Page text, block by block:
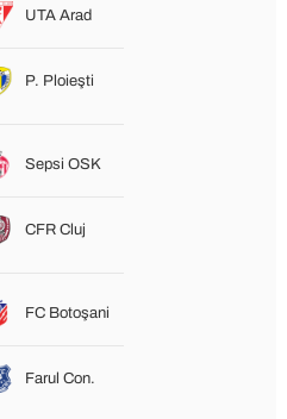
UTA Arad
P. Ploieşti
Sepsi OSK
CFR Cluj
FC Botoşani
Farul Con.